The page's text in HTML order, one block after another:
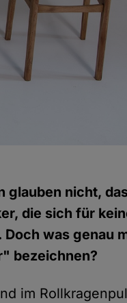
glauben nicht,
die sich für
was genau
bezeichnen?
im